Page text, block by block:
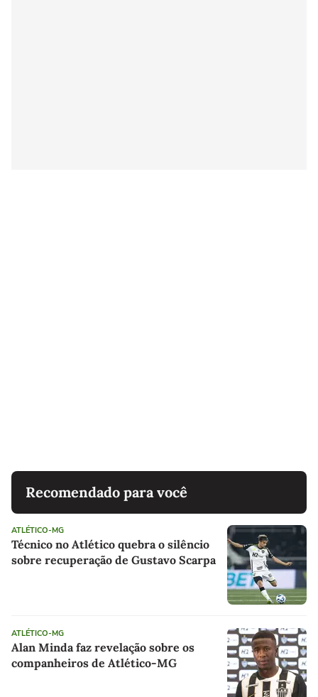
Recomendado para você
ATLÉTICO-MG
Técnico no Atlético quebra o silêncio
sobre recuperação de Gustavo Scarpa
ATLÉTICO-MG
Alan Minda faz revelação sobre os
companheiros de Atlético-MG